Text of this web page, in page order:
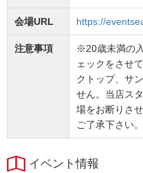
会場URL https://
注意事項
※20歳未満の
ェックをさせ
クトップ、サ
せん。当店ス
場をお断りさ
ご了承下さい。
イベント情報